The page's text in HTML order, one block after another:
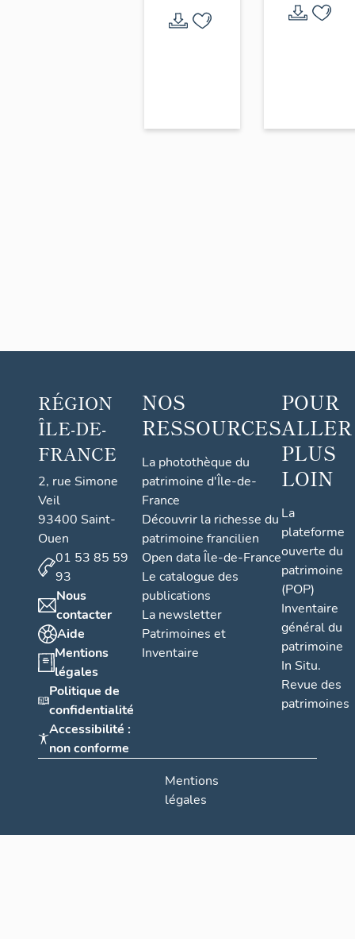
RÉGION
ÎLE-DE-
FRANCE
2, rue Simone
Veil
93400 Saint-
Ouen
01 53 85 59
93
Nous
contacter
Aide
Mentions
légales
Politique de
confidentialité
Accessibilité :
non conforme
NOS
RESSOURCES
La photothèque du
patrimoine d'Île-de-
France
Découvrir la richesse du
patrimoine francilien
Open data Île-de-France
Le catalogue des
publications
La newsletter
Patrimoines et
Inventaire
POUR
ALLER
PLUS
LOIN
La
plateforme
ouverte du
patrimoine
(POP)
Inventaire
général du
patrimoine
In Situ.
Revue des
patrimoines
Mentions
légales